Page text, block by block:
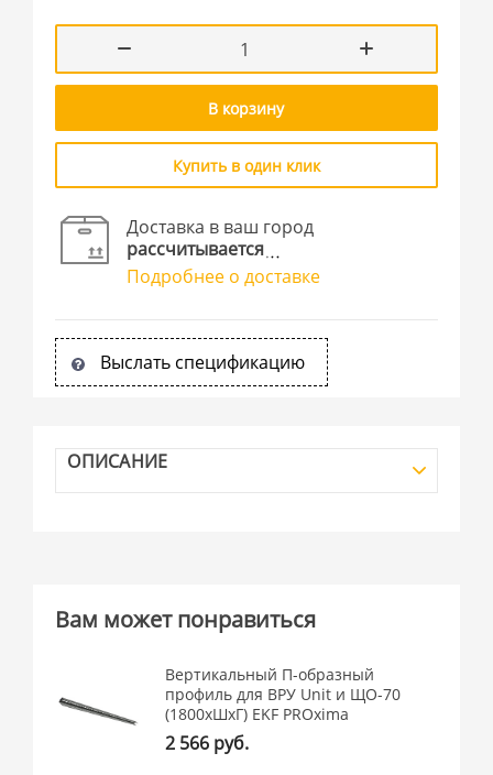
В корзину
Купить в один клик
Доставка в ваш город
рассчитывается
Подробнее о доставке
Выслать спецификацию
ОПИСАНИЕ
Вам может понравиться
Вертикальный П-образный
профиль для ВРУ Unit и ЩО-70
(1800хШхГ) EKF PROxima
2 566 руб.